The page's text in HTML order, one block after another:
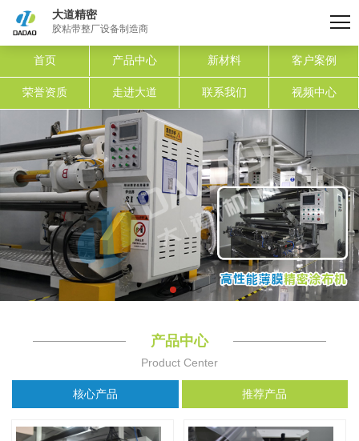
大道精密
胶粘带整厂设备制造商
首页 产品中心 新材料 客户案例
荣誉资质 走进大道 联系我们 视频中心
产品中心
Product Center
核心产品 推荐产品